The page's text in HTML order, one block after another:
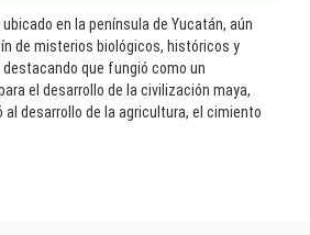
ubicado en la península de Yucatán, aún
de misterios biológicos, históricos y
que fungió como un
el desarrollo de la civilización maya,
al desarrollo de la agricultura, el cimiento